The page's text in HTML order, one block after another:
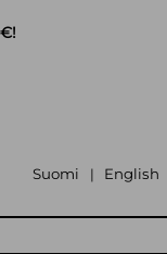
Suomi | English